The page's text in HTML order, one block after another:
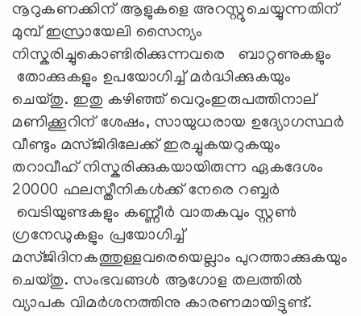
നൂറുകണക്കിന് ആളുകളെ അറസ്റ്റുചെയ്യുന്നതിന്
മുമ്പ് ഇസ്രായേലി സൈന്യം
നിസ്കരിച്ചുകൊണ്ടിരിക്കുന്നവരെ ബാറ്റണുകളും
തോക്കുകളും ഉപയോഗിച്ച് മർദ്ധിക്കുകയും
ചെയ്തു. ഇതു കഴിഞ്ഞ് വെറുംഇരുപത്തിനാല്
മണിക്കൂറിന് ശേഷം, സായുധരായ ഉദ്യോഗസ്ഥർ
വീണ്ടും മസ്ജിദിലേക്ക് ഇരച്ചുകയറുകയും
തറാവീഹ് നിസ്കരിക്കുകയായിരുന്ന ഏകദേശം
20000 ഫലസ്തീനികൾക്ക് നേരെ റബ്ബർ
വെടിയുണ്ടകളും കണ്ണീർ വാതകവും സ്റ്റൺ
ഗ്രനേഡുകളും പ്രയോഗിച്ച്
മസ്ജിദിനകത്തുള്ളവരെയെല്ലാം പുറത്താക്കുകയും
ചെയ്തു. സംഭവങ്ങൾ ആഗോള തലത്തിൽ
വ്യാപക വിമർശനത്തിനു കാരണമായിട്ടുണ്ട്.